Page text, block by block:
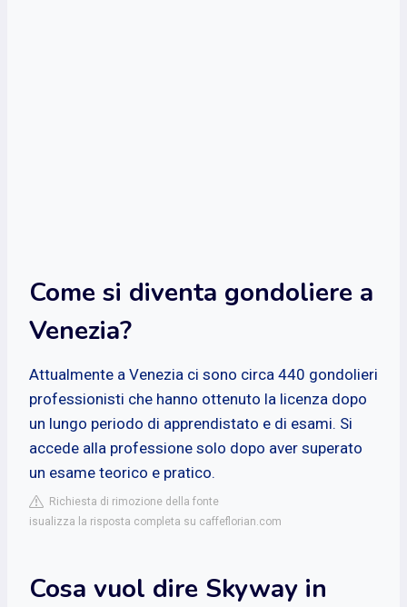
Come si diventa gondoliere a
Venezia?
Attualmente a Venezia ci sono circa 440 gondolieri
professionisti che hanno ottenuto la licenza dopo
un lungo periodo di apprendistato e di esami. Si
accede alla professione solo dopo aver superato
un esame teorico e pratico.
Richiesta di rimozione della fonte
isualizza la risposta completa su caffeflorian.com
Cosa vuol dire Skyway in